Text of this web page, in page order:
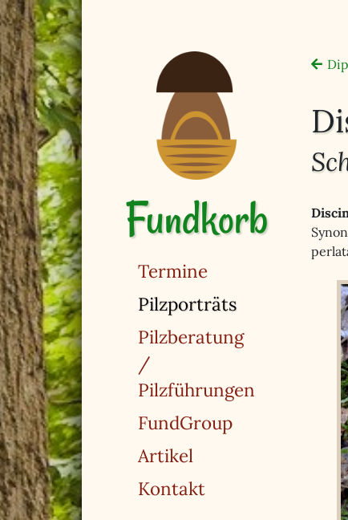
Fundkorb
Termine
Pilzporträts(ausgewählt)
Pilzberatung
/
Pilzführungen
FundGroup
Artikel
Kontakt